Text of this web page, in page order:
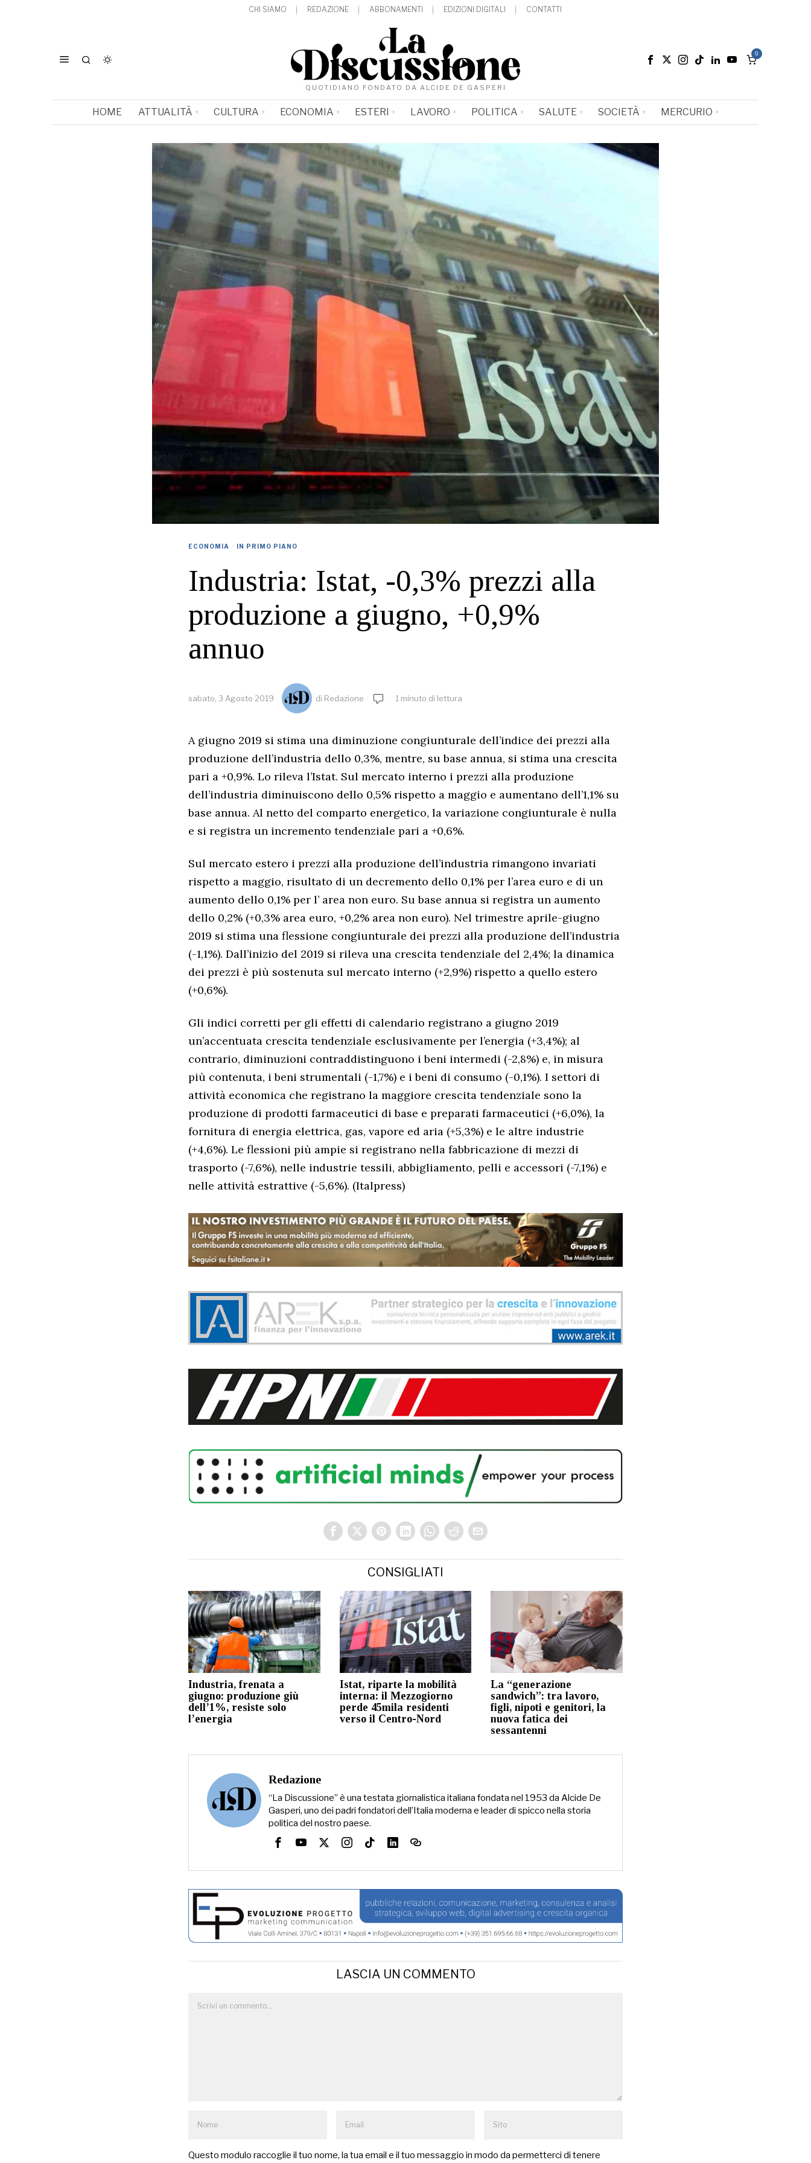
CHI SIAMO REDAZIONE ABBONAMENTI EDIZIONI DIGITALI CONTATTI
QUOTIDIANO FONDATO DA ALCIDE DE GASPERI
0
HOME ATTUALITÀ CULTURA ECONOMIA ESTERI LAVORO POLITICA SALUTE SOCIETÀ MERCURIO
ECONOMIA · IN PRIMO PIANO
Industria: Istat, -0,3% prezzi alla
produzione a giugno, +0,9%
annuo
sabato, 3 Agosto 2019 di Redazione 1 minuto di lettura
A giugno 2019 si stima una diminuzione congiunturale dell’indice dei prezzi alla
produzione dell’industria dello 0,3%, mentre, su base annua, si stima una crescita
pari a +0,9%. Lo rileva l’Istat. Sul mercato interno i prezzi alla produzione
dell’industria diminuiscono dello 0,5% rispetto a maggio e aumentano dell’1,1% su
base annua. Al netto del comparto energetico, la variazione congiunturale è nulla
e si registra un incremento tendenziale pari a +0,6%.
Sul mercato estero i prezzi alla produzione dell’industria rimangono invariati
rispetto a maggio, risultato di un decremento dello 0,1% per l’area euro e di un
aumento dello 0,1% per l’ area non euro. Su base annua si registra un aumento
dello 0,2% (+0,3% area euro, +0,2% area non euro). Nel trimestre aprile-giugno
2019 si stima una flessione congiunturale dei prezzi alla produzione dell’industria
(-1,1%). Dall’inizio del 2019 si rileva una crescita tendenziale del 2,4%; la dinamica
dei prezzi è più sostenuta sul mercato interno (+2,9%) rispetto a quello estero
(+0,6%).
Gli indici corretti per gli effetti di calendario registrano a giugno 2019
un’accentuata crescita tendenziale esclusivamente per l’energia (+3,4%); al
contrario, diminuzioni contraddistinguono i beni intermedi (-2,8%) e, in misura
più contenuta, i beni strumentali (-1,7%) e i beni di consumo (-0,1%). I settori di
attività economica che registrano la maggiore crescita tendenziale sono la
produzione di prodotti farmaceutici di base e preparati farmaceutici (+6,0%), la
fornitura di energia elettrica, gas, vapore ed aria (+5,3%) e le altre industrie
(+4,6%). Le flessioni più ampie si registrano nella fabbricazione di mezzi di
trasporto (-7,6%), nelle industrie tessili, abbigliamento, pelli e accessori (-7,1%) e
nelle attività estrattive (-5,6%). (Italpress)
CONSIGLIATI
Industria, frenata a
giugno: produzione giù
dell’1%, resiste solo
l’energia
Istat, riparte la mobilità
interna: il Mezzogiorno
perde 45mila residenti
verso il Centro-Nord
La “generazione
sandwich”: tra lavoro,
figli, nipoti e genitori, la
nuova fatica dei
sessantenni
Redazione
“La Discussione” è una testata giornalistica italiana fondata nel 1953 da Alcide De
Gasperi, uno dei padri fondatori dell’Italia moderna e leader di spicco nella storia
politica del nostro paese.
LASCIA UN COMMENTO
Questo modulo raccoglie il tuo nome, la tua email e il tuo messaggio in modo da permetterci di tenere